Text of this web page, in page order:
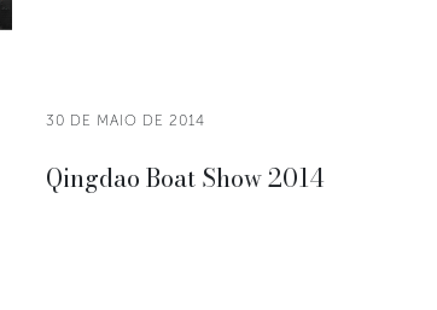
30 DE MAIO DE 2014
Qingdao Boat Show 2014